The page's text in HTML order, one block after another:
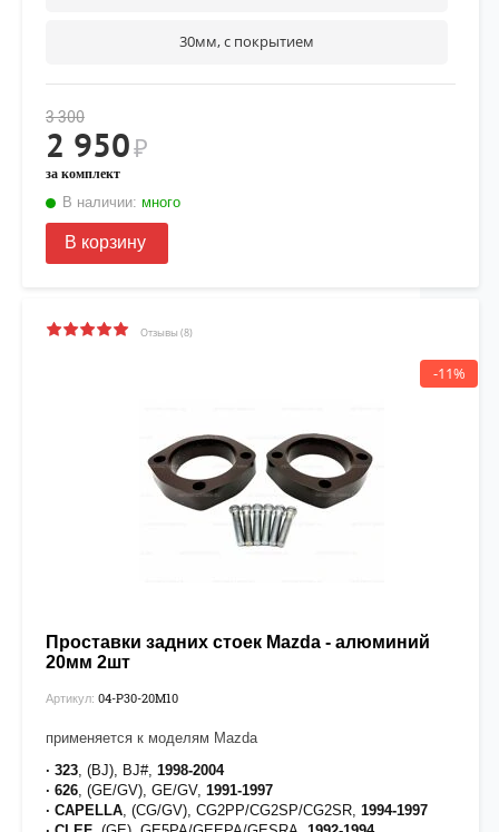
30мм, с покрытием
3 300
2 950₽
за комплект
В наличии: много
В корзину
Отзывы (8)
-11%
Проставки задних стоек Mazda - алюминий
20мм 2шт
Артикул: 04-P30-20М10
применяется к моделям Mazda
· 323 , (BJ), BJ#, 1998-2004
· 626 , (GE/GV), GE/GV, 1991-1997
· CAPELLA , (CG/GV), CG2PP/CG2SP/CG2SR, 1994-1997